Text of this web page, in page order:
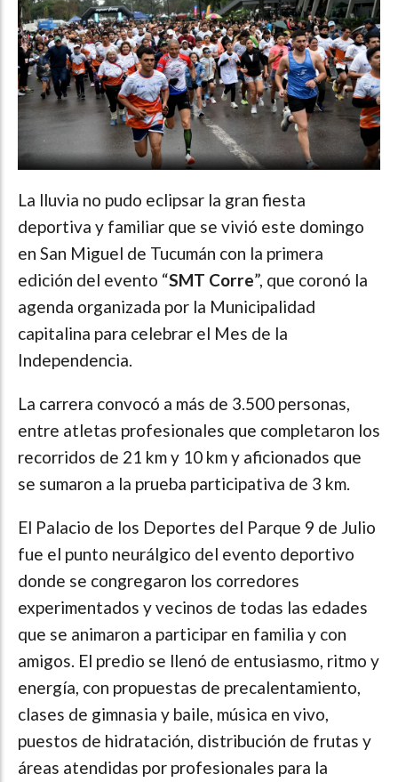
La lluvia no pudo eclipsar la gran fiesta
deportiva y familiar que se vivió este domingo
en San Miguel de Tucumán con la primera
edición del evento “SMT Corre”, que coronó la
agenda organizada por la Municipalidad
capitalina para celebrar el Mes de la
Independencia.
La carrera convocó a más de 3.500 personas,
entre atletas profesionales que completaron los
recorridos de 21 km y 10 km y aficionados que
se sumaron a la prueba participativa de 3 km.
El Palacio de los Deportes del Parque 9 de Julio
fue el punto neurálgico del evento deportivo
donde se congregaron los corredores
experimentados y vecinos de todas las edades
que se animaron a participar en familia y con
amigos. El predio se llenó de entusiasmo, ritmo y
energía, con propuestas de precalentamiento,
clases de gimnasia y baile, música en vivo,
puestos de hidratación, distribución de frutas y
áreas atendidas por profesionales para la